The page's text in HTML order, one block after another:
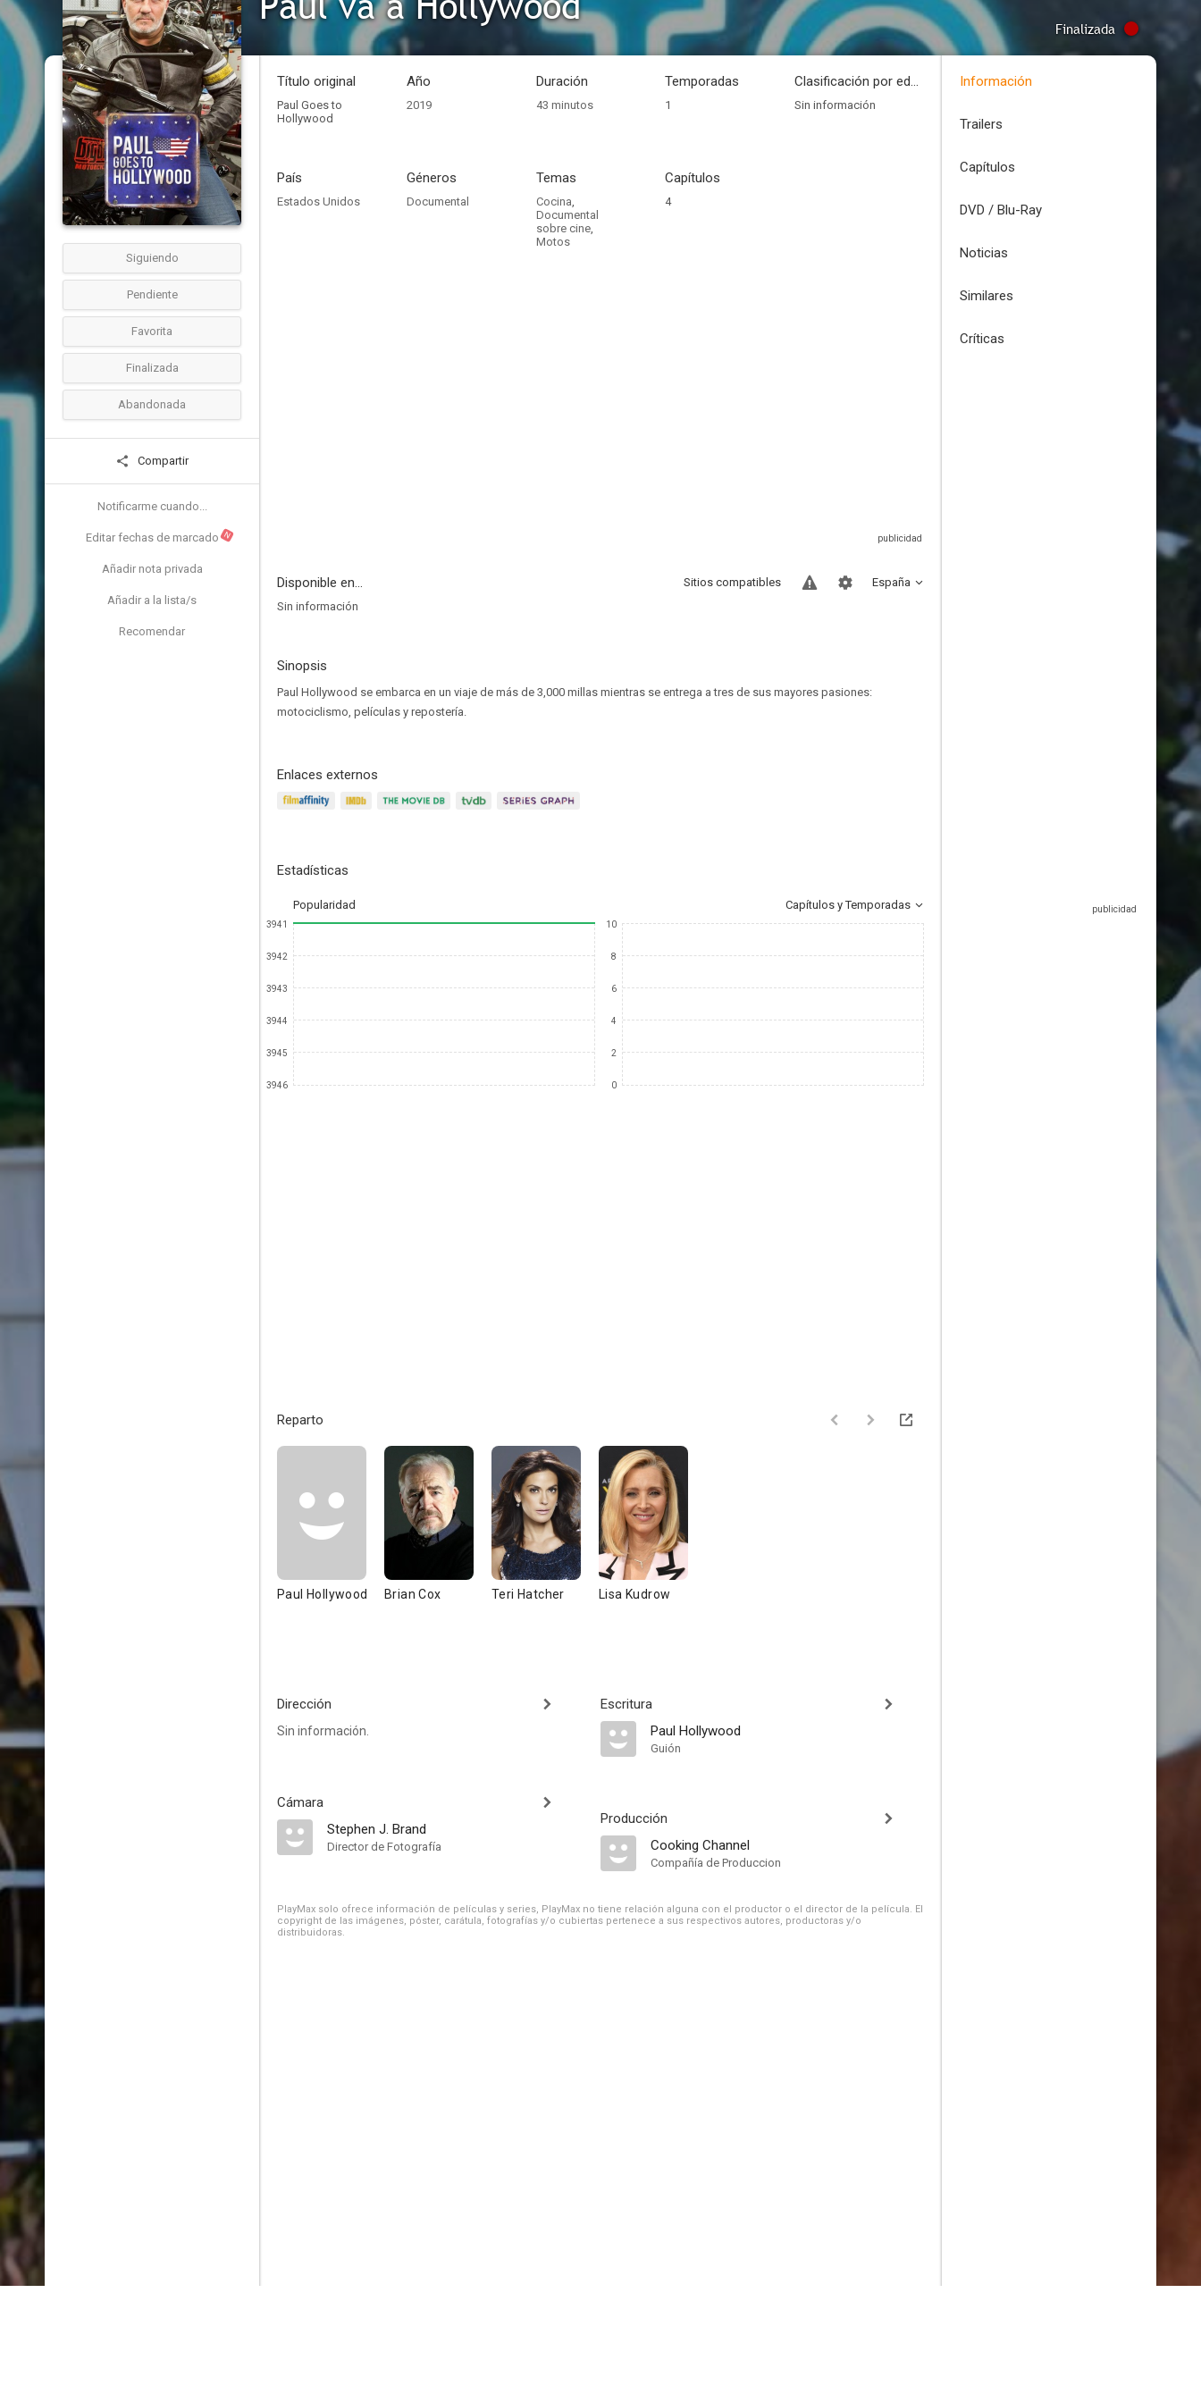
Finalizada
Siguiendo
Pendiente
Favorita
Finalizada
Abandonada
Compartir
Notificarme cuando...
Editar fechas de marcado N
Añadir nota privada
Añadir a la lista/s
Recomendar
Título original
Paul Goes to
Hollywood
Año
2019
Duración
43 minutos
Temporadas
1
Clasificación por edades
Sin información
País
Estados Unidos
Géneros
Documental
Temas
Cocina,
Documental
sobre cine,
Motos
Capítulos
4
Disponible en... España
Sitios compatibles
Sin información
Sinopsis
Paul Hollywood se embarca en un viaje de más de 3,000 millas mientras se entrega a tres de sus mayores pasiones:
motociclismo, películas y repostería.
Enlaces externos
Estadísticas
Popularidad Capítulos y Temporadas
3941
3942
3943
3944
3945
3946
10
8
6
4
2
0
Reparto
Paul Hollywood Brian Cox Teri Hatcher Lisa Kudrow
Dirección
Sin información.
Cámara
Stephen J. Brand
Director de Fotografía
Escritura
Paul Hollywood
Guión
Producción
Cooking Channel
Compañía de Produccion
PlayMax solo ofrece información de películas y series, PlayMax no tiene relación alguna con el productor o el director de la película. El
copyright de las imágenes, póster, carátula, fotografías y/o cubiertas pertenece a sus respectivos autores, productoras y/o
distribuidoras.
Información
Trailers
Capítulos
DVD / Blu-Ray
Noticias
Similares
Críticas